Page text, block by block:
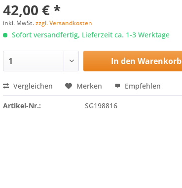
42,00 € *
inkl. MwSt.zzgl. Versandkosten
Sofort versandfertig, Lieferzeit ca. 1-3 Werktage
In den Warenkorb
Vergleichen Merken Empfehlen
Artikel-Nr.: SG198816